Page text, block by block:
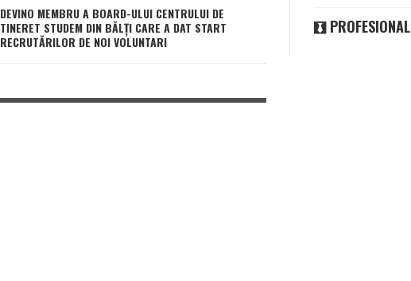
DEVINO MEMBRU A BOARD-ULUI CENTRULUI DE
TINERET STUDEM DIN BĂLȚI CARE A DAT START
RECRUTĂRILOR DE NOI VOLUNTARI
PROFESIONAL